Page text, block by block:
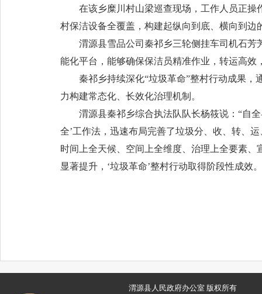
在该乡糜川村山梁巡查现场，工作人员正操
村保洁设备全覆盖，构建起纵向到底、横向到边
渭源县雪品公司秦祁乡三轮侧挂车司机石芳
能化平台，能够确保保洁员精准作业，转运高效
秦祁乡持续深化“垃圾革命”整村行动成果
力构建常态化、长效化治理机制。
渭源县秦祁乡综合执法队队长杨筱说：“自
全’工作法，迅速布局完善了垃圾分、收、转、
时间上全天候、空间上全维度、治理上全要素
显著提升，‘垃圾革命’整村行动取得阶段性成效
渭源县人民政府办公室 版权所有